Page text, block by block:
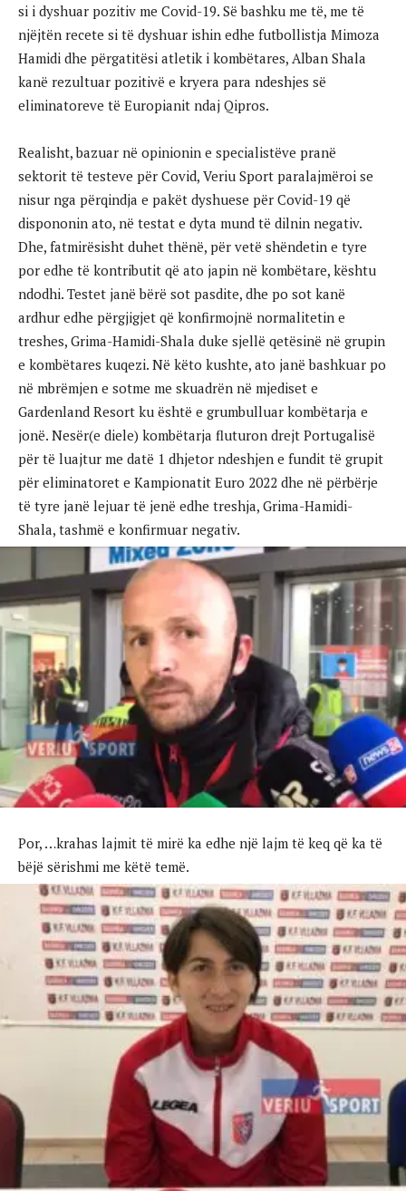
si i dyshuar pozitiv me Covid-19. Së bashku me të, me të
njëjtën recete si të dyshuar ishin edhe futbollistja Mimoza
Hamidi dhe përgatitësi atletik i kombëtares, Alban Shala
kanë rezultuar pozitivë e kryera para ndeshjes së
eliminatoreve të Europianit ndaj Qipros.
Realisht, bazuar në opinionin e specialistëve pranë
sektorit të testeve për Covid, Veriu Sport paralajmëroi se
nisur nga përqindja e pakët dyshuese për Covid-19 që
dispononin ato, në testat e dyta mund të dilnin negativ.
Dhe, fatmirësisht duhet thënë, për vetë shëndetin e tyre
por edhe të kontributit që ato japin në kombëtare, kështu
ndodhi. Testet janë bërë sot pasdite, dhe po sot kanë
ardhur edhe përgjigjet që konfirmojnë normalitetin e
treshes, Grima-Hamidi-Shala duke sjellë qetësinë në grupin
e kombëtares kuqezi. Në këto kushte, ato janë bashkuar po
në mbrëmjen e sotme me skuadrën në mjediset e
Gardenland Resort ku është e grumbulluar kombëtarja e
jonë. Nesër(e diele) kombëtarja fluturon drejt Portugalisë
për të luajtur me datë 1 dhjetor ndeshjen e fundit të grupit
për eliminatoret e Kampionatit Euro 2022 dhe në përbërje
të tyre janë lejuar të jenë edhe treshja, Grima-Hamidi-
Shala, tashmë e konfirmuar negativ.
Por, …krahas lajmit të mirë ka edhe një lajm të keq që ka të
bëjë sërishmi me këtë temë.